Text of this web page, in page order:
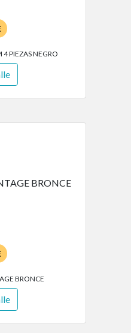
PIEZAS NEGRO
BRONCE